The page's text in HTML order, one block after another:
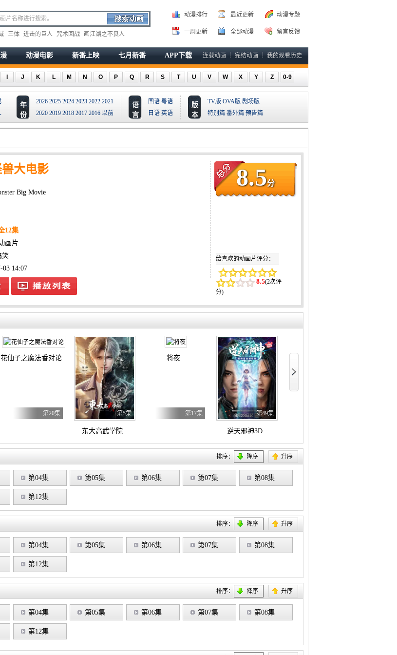
三体 进击的巨人 咒术回战 画江湖之不良人
动漫排行 最近更新 动漫专题
一周更新 全部动漫 留言反馈
动漫电影 新番上映 七月新番 APP下载 连载动画 ┆ 完结动画 ┆ 我的观看历史
J K L M N O P Q R S T U V W X Y Z 0-9
年
份
2026 2025 2024 2023 2022 2021
2020 2019 2018 2017 2016 以前
语
言
国语 粤语
日语 英语
版
本
TV版 OVA版 剧场版
特别篇 番外篇 预告篇
8.5分
给喜欢的动画片评分：
8.5(2次评
分)
大电影
Big Movie
12集
画片
笑
03 14:07
花仙子之魔法香对论
第20集
东大高武学院
第5集
将夜
第17集
逆天邪神3D
第49集
排序： 降序 升序
第04集 第05集 第06集 第07集 第08集
第12集
排序： 降序 升序
第04集 第05集 第06集 第07集 第08集
第12集
排序： 降序 升序
第04集 第05集 第06集 第07集 第08集
第12集